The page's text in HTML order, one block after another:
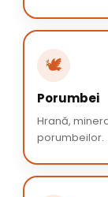
🕊️
Porumbei
Hrană,
porumbeilor.